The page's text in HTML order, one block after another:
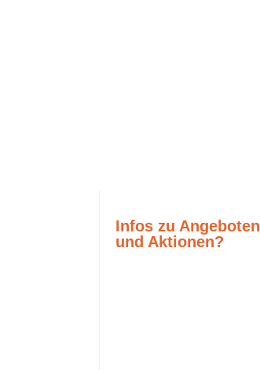
Infos zu Angeboten
und Aktionen?